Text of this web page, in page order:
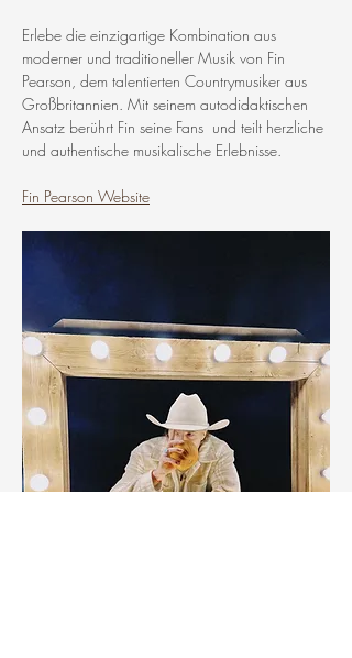
Erlebe die einzigartige Kombination aus
moderner und traditioneller Musik von Fin
Pearson, dem talentierten Countrymusiker aus
Großbritannien. Mit seinem autodidaktischen
Ansatz berührt Fin seine Fans  und teilt herzliche
und authentische musikalische Erlebnisse.
Fin Pearson Website